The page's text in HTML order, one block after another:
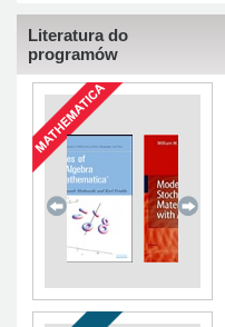
Literatura do
programów